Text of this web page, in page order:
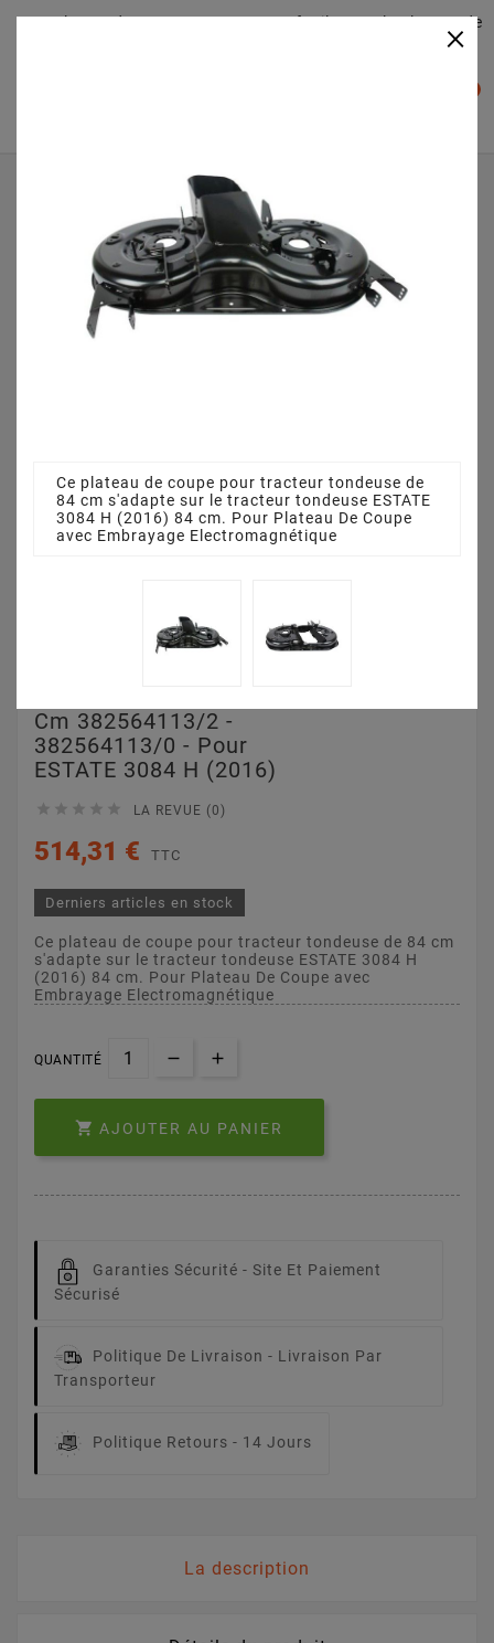
Plateaudecoupe.com : Trouver facilement le plateau de
Accueil
Plateau de coupe
Plateau de coupe 84 cm 382564113/2 - 382564113/0 -
pour ESTATE 3084 H (2016)
Cm 382564113/2 -
382564113/0 - Pour
ESTATE 3084 H (2016)
     LA REVUE (0)
514,31 € TTC
Derniers articles en stock
Ce plateau de coupe pour tracteur tondeuse de 84 cm
s'adapte sur le tracteur tondeuse ESTATE 3084 H
(2016) 84 cm. Pour Plateau De Coupe avec
Embrayage Electromagnétique
QUANTITÉ
 AJOUTER AU PANIER
Garanties Sécurité - Site Et Paiement
Sécurisé
Politique De Livraison - Livraison Par
Transporteur
Politique Retours - 14 Jours
La description
×
Ce plateau de coupe pour tracteur tondeuse de
84 cm s'adapte sur le tracteur tondeuse ESTATE
3084 H (2016) 84 cm. Pour Plateau De Coupe
avec Embrayage Electromagnétique